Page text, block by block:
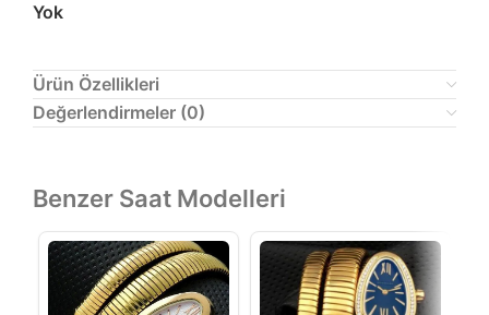
Yok
Ürün Özellikleri
Değerlendirmeler (0)
Benzer Saat Modelleri